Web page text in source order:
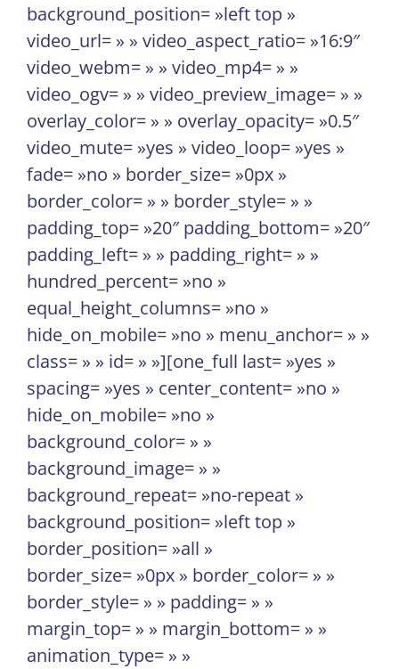
background_position= »left top »
video_url= » » video_aspect_ratio= »16:9″
video_webm= » » video_mp4= » »
video_ogv= » » video_preview_image= » »
overlay_color= » » overlay_opacity= »0.5″
video_mute= »yes » video_loop= »yes »
fade= »no » border_size= »0px »
border_color= » » border_style= » »
padding_top= »20″ padding_bottom= »20″
padding_left= » » padding_right= » »
hundred_percent= »no »
equal_height_columns= »no »
hide_on_mobile= »no » menu_anchor= » »
class= » » id= » »][one_full last= »yes »
spacing= »yes » center_content= »no »
hide_on_mobile= »no »
background_color= » »
background_image= » »
background_repeat= »no-repeat »
background_position= »left top »
border_position= »all »
border_size= »0px » border_color= » »
border_style= » » padding= » »
margin_top= » » margin_bottom= » »
animation_type= » »